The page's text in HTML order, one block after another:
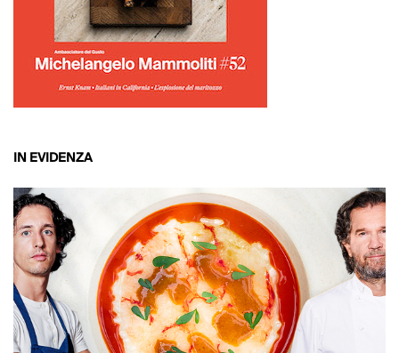
IN EVIDENZA